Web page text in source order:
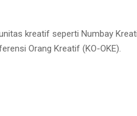
kreatif seperti Numbay
Orang Kreatif (KO-OKE).